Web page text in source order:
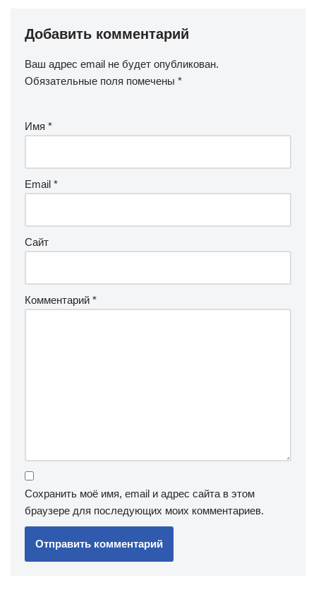
Добавить комментарий
Ваш адрес email не будет опубликован.
Обязательные поля помечены *
Имя *
Email *
Сайт
Комментарий *
Сохранить моё имя, email и адрес сайта в этом
браузере для последующих моих комментариев.